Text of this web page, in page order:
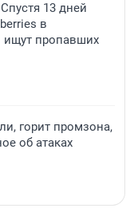
13 дней
в
ищут пропавших
горит промзона,
об атаках